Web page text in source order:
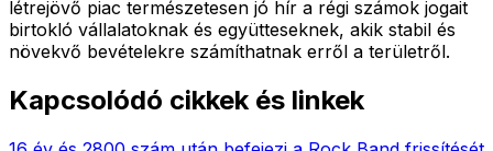
létrejövő piac természetesen jó hír a régi számok jogait
birtokló vállalatoknak és együtteseknek, akik stabil és
növekvő bevételekre számíthatnak erről a területről.
Kapcsolódó cikkek és linkek